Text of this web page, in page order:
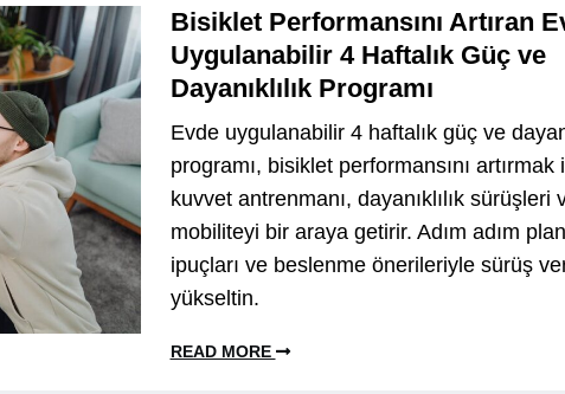
Bisiklet Performansını Artıran
Uygulanabilir 4 Haftalık Güç ve
Dayanıklılık Programı
Evde uygulanabilir 4 haftalık güç ve
programı, bisiklet performansını artırmak
kuvvet antrenmanı, dayanıklılık sürüşleri
mobiliteyi bir araya getirir. Adım adım
ipuçları ve beslenme önerileriyle sürüş
yükseltin.
READ MORE